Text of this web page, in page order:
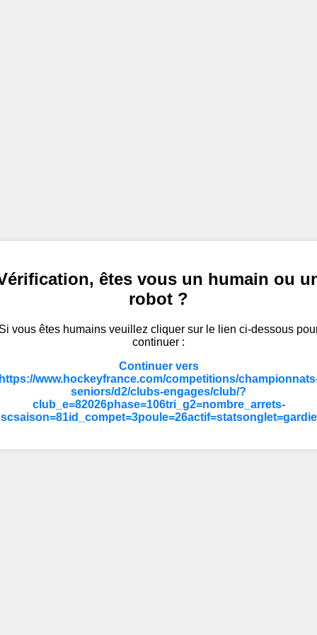
êtes vous un humain ou
robot ?
vous êtes humains veuillez cliquer sur le lien ci-dessous
continuer :
Continuer vers
www.hockeyfrance.com/competitions/
seniors/d2/clubs-engages/club/?
club_e=82026phase=106tri_g2=nombre_arrets-